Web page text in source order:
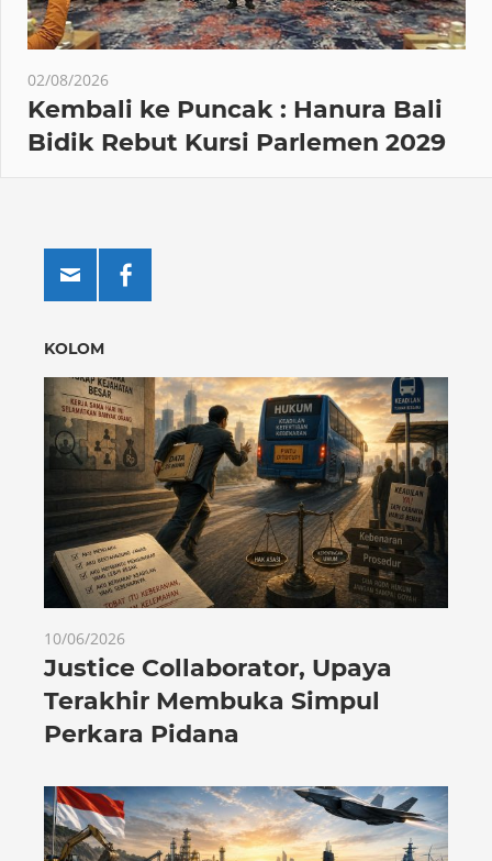
02/08/2026
Kembali ke Puncak : Hanura Bali
Bidik Rebut Kursi Parlemen 2029
KOLOM
10/06/2026
Justice Collaborator, Upaya
Terakhir Membuka Simpul
Perkara Pidana